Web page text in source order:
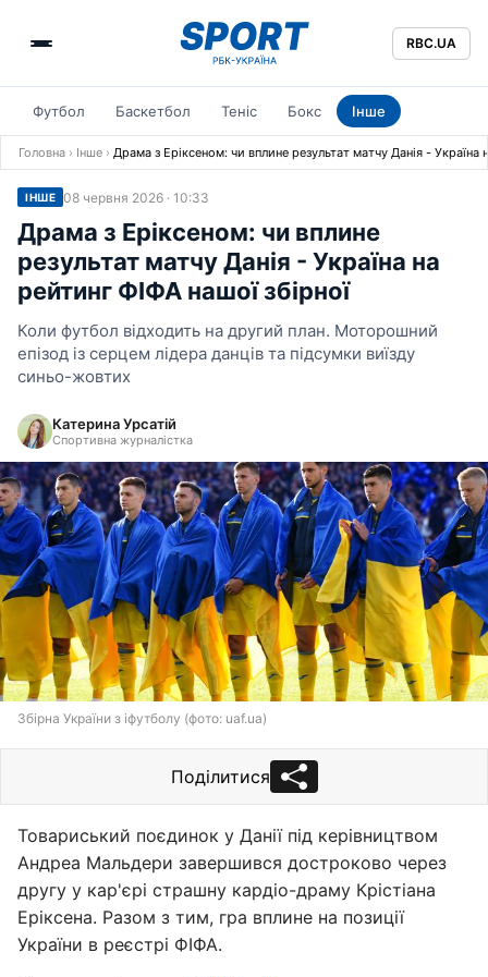
RBC.UA
Футбол Баскетбол Теніс Бокс Інше
Головна › Інше › Драма з Еріксеном: чи вплине результат матчу Данія - Україна
ІНШЕ 08 червня 2026 · 10:33
Драма з Еріксеном: чи вплине
результат матчу Данія - Україна на
рейтинг ФІФА нашої збірної
Коли футбол відходить на другий план. Моторошний
епізод із серцем лідера данців та підсумки виїзду
синьо-жовтих
Катерина Урсатій
Спортивна журналістка
Збірна України з іфутболу (фото: uaf.ua)
Поділитися
Товариський поєдинок у Данії під керівництвом
Андреа Мальдери завершився достроково через
другу у кар'єрі страшну кардіо-драму Крістіана
Еріксена. Разом з тим, гра вплине на позиції
України в реєстрі ФІФА.